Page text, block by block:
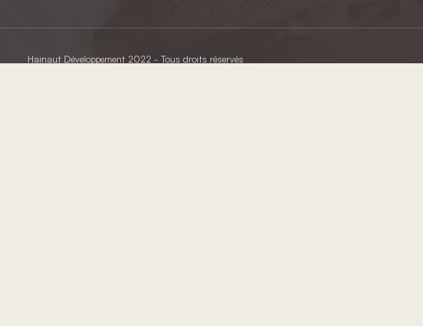
Hainaut Développement 2022 - Tous droits réservés